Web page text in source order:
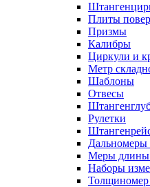
Плиты
Призмы
Калибры
Циркули и
Метр
Шаблоны
Отвесы
Рулетки
Дальномеры
Меры
Наборы